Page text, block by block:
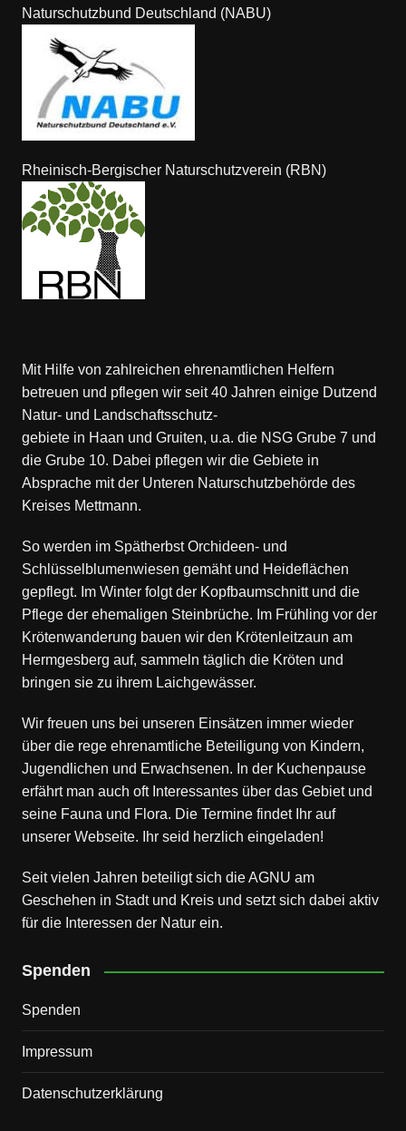
Naturschutzbund Deutschland (NABU)
Rheinisch-Bergischer Naturschutzverein (RBN)
Mit Hilfe von zahlreichen ehrenamtlichen Helfern
betreuen und pflegen wir seit 40 Jahren einige Dutzend
Natur- und Landschaftsschutz-
gebiete in Haan und Gruiten, u.a. die NSG Grube 7 und
die Grube 10. Dabei pflegen wir die Gebiete in
Absprache mit der Unteren Naturschutzbehörde des
Kreises Mettmann.
So werden im Spätherbst Orchideen- und
Schlüsselblumenwiesen gemäht und Heideflächen
gepflegt. Im Winter folgt der Kopfbaumschnitt und die
Pflege der ehemaligen Steinbrüche. Im Frühling vor der
Krötenwanderung bauen wir den Krötenleitzaun am
Hermgesberg auf, sammeln täglich die Kröten und
bringen sie zu ihrem Laichgewässer.
Wir freuen uns bei unseren Einsätzen immer wieder
über die rege ehrenamtliche Beteiligung von Kindern,
Jugendlichen und Erwachsenen. In der Kuchenpause
erfährt man auch oft Interessantes über das Gebiet und
seine Fauna und Flora. Die Termine findet Ihr auf
unserer Webseite. Ihr seid herzlich eingeladen!
Seit vielen Jahren beteiligt sich die AGNU am
Geschehen in Stadt und Kreis und setzt sich dabei aktiv
für die Interessen der Natur ein.
Spenden
Spenden
Impressum
Datenschutz­erklärung